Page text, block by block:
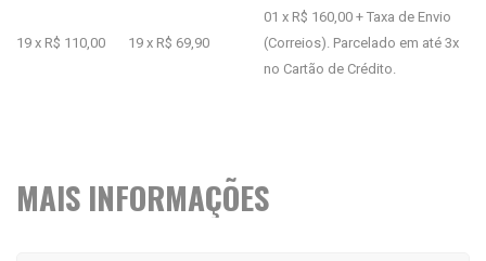
19 x R$ 110,00 19 x R$ 69,90
01 x R$ 160,00 + Taxa de Envio
(Correios). Parcelado em até 3x
no Cartão de Crédito.
MAIS INFORMAÇÕES